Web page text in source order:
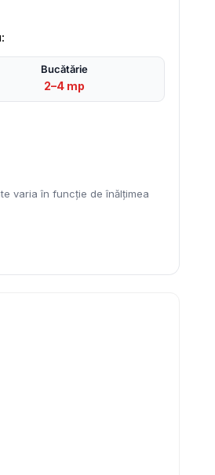
Bucătărie
2–4 mp
varia în funcție de înălțimea